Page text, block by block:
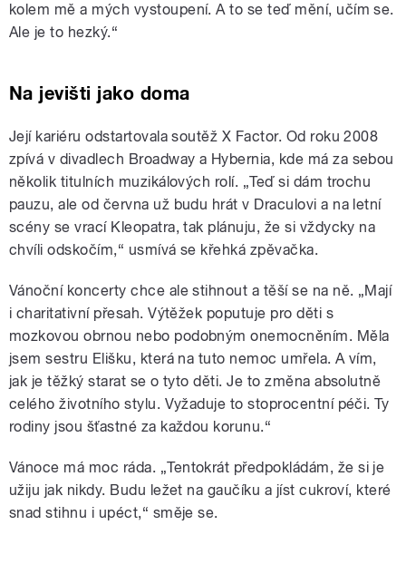
kolem mě a mých vystoupení. A to se teď mění, učím se.
Ale je to hezký.“
Na jevišti jako doma
Její kariéru odstartovala soutěž X Factor. Od roku 2008
zpívá v divadlech Broadway a Hybernia, kde má za sebou
několik titulních muzikálových rolí. „Teď si dám trochu
pauzu, ale od června už budu hrát v Draculovi a na letní
scény se vrací Kleopatra, tak plánuju, že si vždycky na
chvíli odskočím,“ usmívá se křehká zpěvačka.
Vánoční koncerty chce ale stihnout a těší se na ně. „Mají
i charitativní přesah. Výtěžek poputuje pro děti s
mozkovou obrnou nebo podobným onemocněním. Měla
jsem sestru Elišku, která na tuto nemoc umřela. A vím,
jak je těžký starat se o tyto děti. Je to změna absolutně
celého životního stylu. Vyžaduje to stoprocentní péči. Ty
rodiny jsou šťastné za každou korunu.“
Vánoce má moc ráda. „Tentokrát předpokládám, že si je
užiju jak nikdy. Budu ležet na gaučíku a jíst cukroví, které
snad stihnu i upéct,“ směje se.